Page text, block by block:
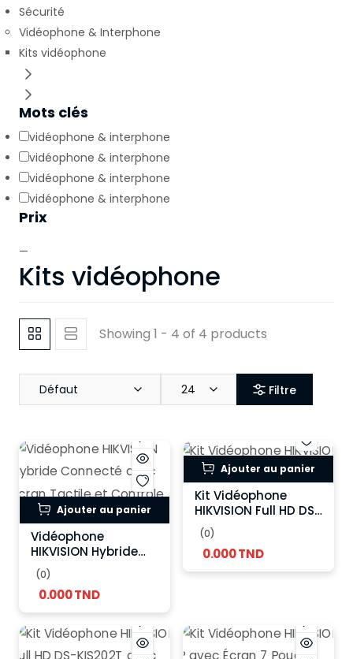
Sécurité
Vidéophone & Interphone
Kits vidéophone
Mots clés
vidéophone & interphone
vidéophone & interphone
vidéophone & interphone
vidéophone & interphone
Prix
—
Kits vidéophone
Showing 1 - 4 of 4 products
Défaut 24 Filtre
Ajouter au panier
Vidéophone
HIKVISION Hybride
Connecté avec
Écran Tactile et
Contrôle d’Accès
(0)
0.000 TND
Ajouter au panier
Kit Vidéophone
HIKVISION Full HD DS-
KIS204T
(0)
0.000 TND